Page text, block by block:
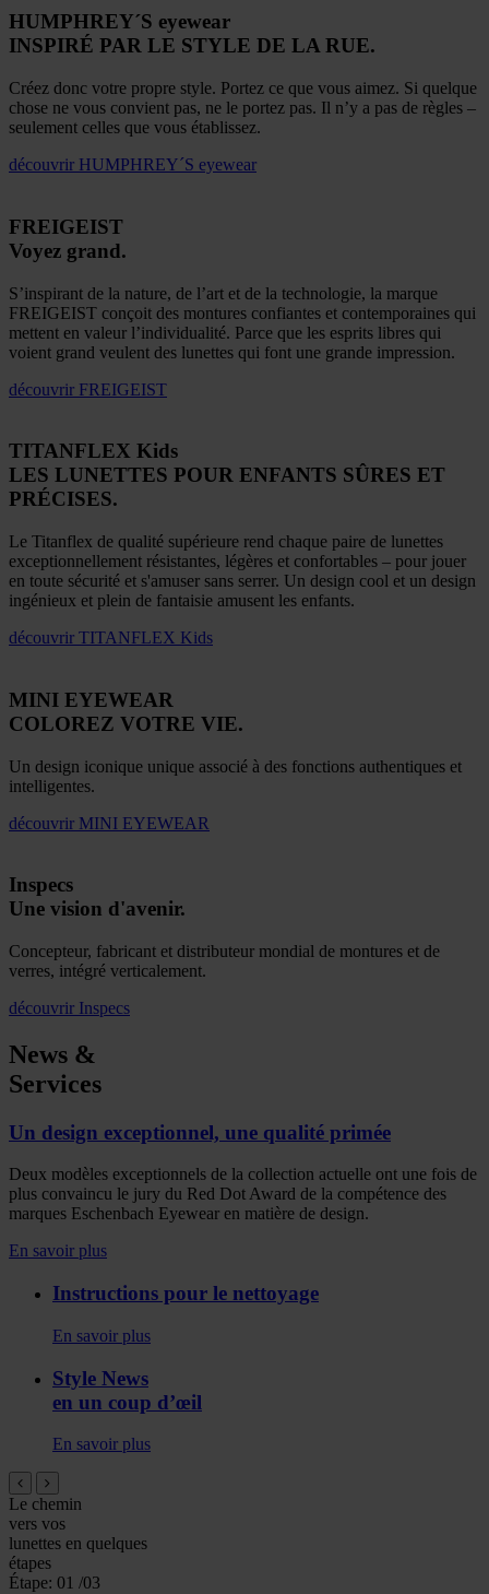
HUMPHREY´S eyewear
INSPIRÉ PAR LE STYLE DE LA RUE.
Créez donc votre propre style. Portez ce que vous aimez. Si quelque
chose ne vous convient pas, ne le portez pas. Il n’y a pas de règles –
seulement celles que vous établissez.
découvrir HUMPHREY´S eyewear
FREIGEIST
Voyez grand.
S’inspirant de la nature, de l’art et de la technologie, la marque
FREIGEIST conçoit des montures confiantes et contemporaines qui
mettent en valeur l’individualité. Parce que les esprits libres qui
voient grand veulent des lunettes qui font une grande impression.
découvrir FREIGEIST
TITANFLEX Kids
LES LUNETTES POUR ENFANTS SÛRES ET
PRÉCISES.
Le Titanflex de qualité supérieure rend chaque paire de lunettes
exceptionnellement résistantes, légères et confortables – pour jouer
en toute sécurité et s'amuser sans serrer. Un design cool et un design
ingénieux et plein de fantaisie amusent les enfants.
découvrir TITANFLEX Kids
MINI EYEWEAR
COLOREZ VOTRE VIE.
Un design iconique unique associé à des fonctions authentiques et
intelligentes.
découvrir MINI EYEWEAR
Inspecs
Une vision d'avenir.
Concepteur, fabricant et distributeur mondial de montures et de
verres, intégré verticalement.
découvrir Inspecs
News &
Services
Un design exceptionnel, une qualité primée
Deux modèles exceptionnels de la collection actuelle ont une fois de
plus convaincu le jury du Red Dot Award de la compétence des
marques Eschenbach Eyewear en matière de design.
En savoir plus
Instructions pour le nettoyage
En savoir plus
Style News
en un coup d’œil
En savoir plus
Le chemin
vers vos
lunettes en quelques
étapes
Étape: 01 /03